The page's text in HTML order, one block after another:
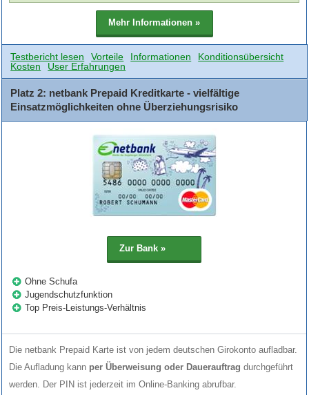
Testbericht lesen Vorteile Informationen
Konditionsübersicht
Kosten
User Erfahrungen
Platz 2: netbank Prepaid Kreditkarte - vielfältige
Einsatzmöglichkeiten ohne Überziehungsrisiko
Ohne Schufa
Jugendschutzfunktion
Top Preis-Leistungs-Verhältnis
Die netbank Prepaid Karte ist von jedem deutschen Girokonto aufladbar.
Die Aufladung kann per Überweisung oder Dauerauftrag durchgeführt
werden. Der PIN ist jederzeit im Online-Banking abrufbar.